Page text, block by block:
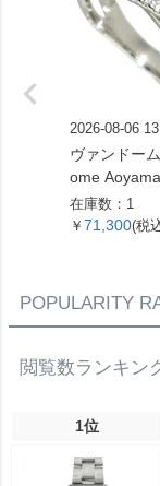
2026-08-06
ヴァンドー
ome Aoyama
チーフ リン
ヤモンド
在庫数：1
￥ 71,300(税
POPULARITY
閲覧数ランキン
1位